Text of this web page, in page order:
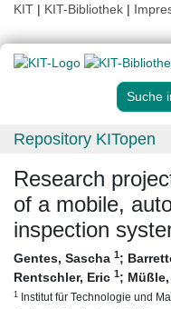
KIT | KIT-Bibliothek |
Suche
Repository KITopen
Research
of a mobile,
inspection
Gentes, Sascha 1;
Rentschler, Eric 1;
1 Institut für Technologie und